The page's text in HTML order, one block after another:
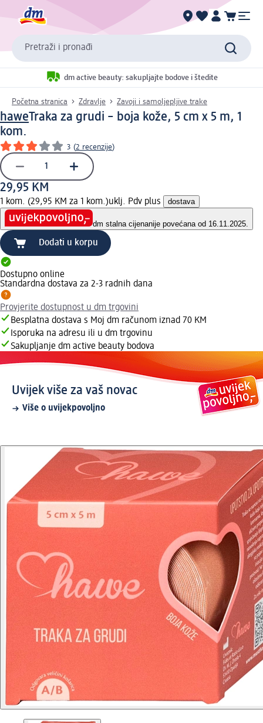
Pretraži i pronađi
dm active beauty: sakupljajte bodove i štedite
Početna stranica Zdravlje Zavoji i samoljepljive trake
haweTraka za grudi – boja kože, 5 cm x 5 m, 1
kom.
3 (2 recenzije)
29,95 KM
1 kom. (29,95 KM za 1 kom.)uklj. Pdv plus dostava
dm stalna cijenanije povećana od 16.11.2025.
Dodati u korpu
Dostupno online
Standardna dostava za 2-3 radnih dana
Provjerite dostupnost u dm trgovini
Besplatna dostava s Moj dm računom iznad 70 KM
Isporuka na adresu ili u dm trgovinu
Sakupljanje dm active beauty bodova
Uvijek više za vaš novac
Više o uvijekpovoljno